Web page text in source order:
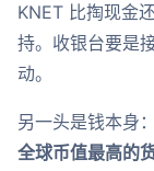
KNET 比掏现金还
持。收银台要是
动。
另一头是钱本身
全球币值最高的